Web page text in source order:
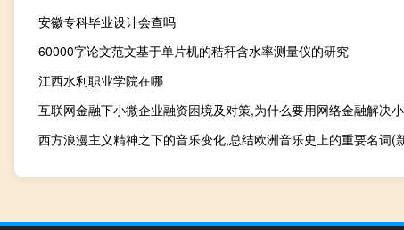
安徽专科毕业设计会查吗
60000字论文范文基于单片机的秸秆含水率测量仪的研究
江西水利职业学院在哪